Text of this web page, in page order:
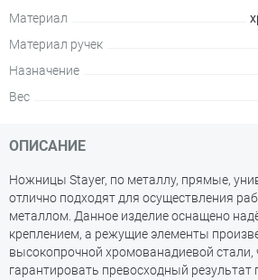
Материал
Материал ручек
Назначение
Вес
ОПИСАНИЕ
Ножницы Stayer, по металлу, прямые,
отлично подходят для осуществления
металлом. Данное изделие оснащено
креплением, а режущие элементы
высокопрочной хромованадиевой стали,
гарантировать превосходный